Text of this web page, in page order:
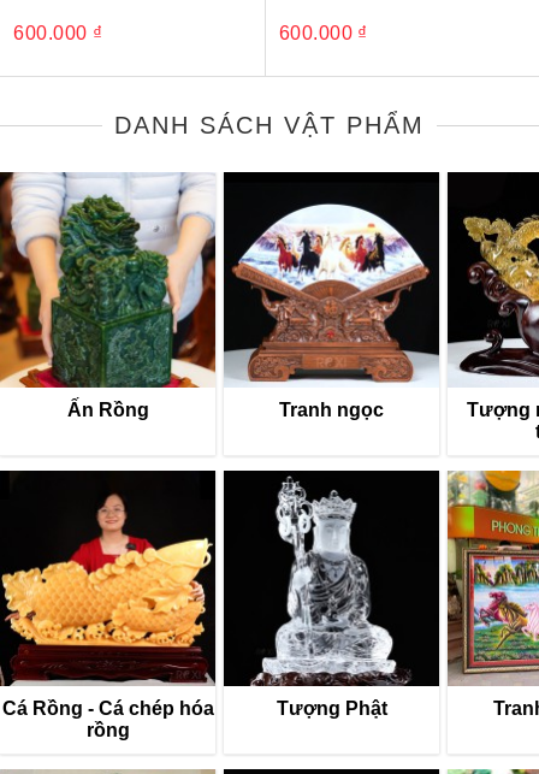
600.000 ₫ 600.000 ₫
DANH SÁCH VẬT PHẨM
Ấn Rồng Tranh ngọc
Tượng
Cá Rồng - Cá chép hóa
rồng
Tượng Phật